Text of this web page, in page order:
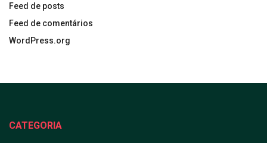
Feed de posts
Feed de comentários
WordPress.org
CATEGORIA